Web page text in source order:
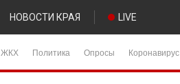
НОВОСТИ КРАЯ LIVE
ЖКХ Политика Опросы Коронавирус